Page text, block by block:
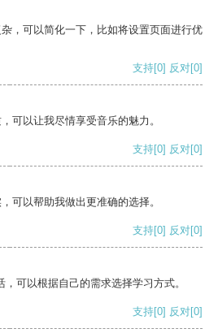
，可以简化一下，比如将设置页面进行优
支持[0] 反对[0]
可以让我尽情享受音乐的魅力。
支持[0] 反对[0]
可以帮助我做出更准确的选择。
支持[0] 反对[0]
可以根据自己的需求选择学习方式。
支持[0] 反对[0]